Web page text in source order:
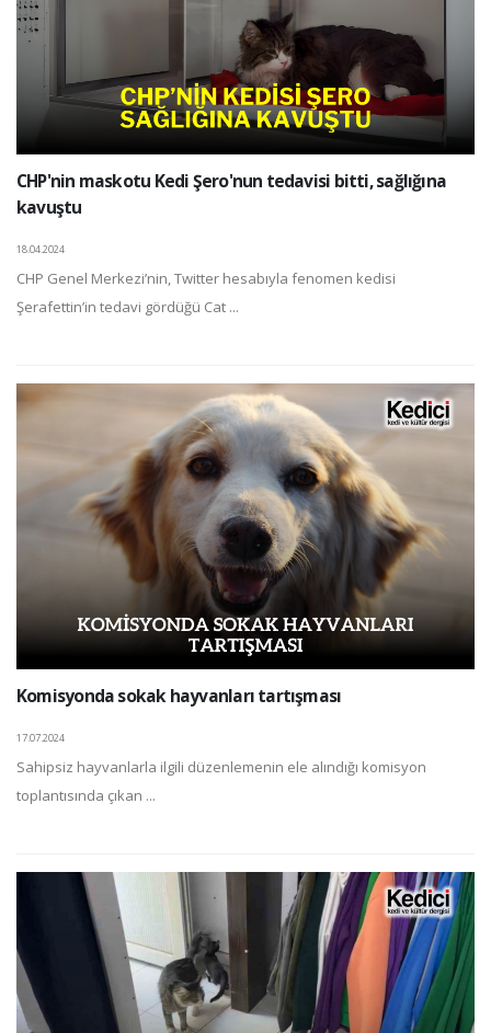
CHP'nin maskotu Kedi Şero'nun tedavisi bitti, sağlığına
kavuştu
18.04.2024
CHP Genel Merkezi’nin, Twitter hesabıyla fenomen kedisi
Şerafettin’in tedavi gördüğü Cat ...
Komisyonda sokak hayvanları tartışması
17.07.2024
Sahipsiz hayvanlarla ilgili düzenlemenin ele alındığı komisyon
toplantısında çıkan ...